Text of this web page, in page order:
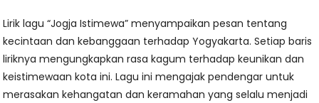
Lirik lagu “Jogja Istimewa” menyampaikan pesan tentang
kecintaan dan kebanggaan terhadap Yogyakarta. Setiap baris
liriknya mengungkapkan rasa kagum terhadap keunikan dan
keistimewaan kota ini. Lagu ini mengajak pendengar untuk
merasakan kehangatan dan keramahan yang selalu menjadi